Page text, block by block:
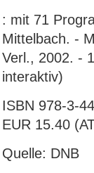
: mit 71
Mittelbach. -
Verl., 2002. -
interaktiv)
ISBN 978-3-
EUR 15.40
Quelle: DNB